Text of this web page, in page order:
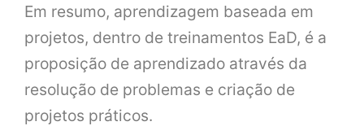
Em resumo, aprendizagem baseada em
projetos, dentro de treinamentos EaD, é a
proposição de aprendizado através da
resolução de problemas e criação de
projetos práticos.